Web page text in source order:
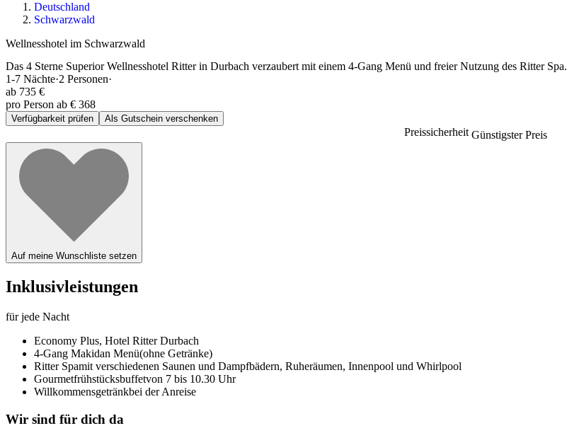
Deutschland
Schwarzwald
Wellnesshotel im Schwarzwald
Das 4 Sterne Superior Wellnesshotel Ritter in Durbach verzaubert mit einem 4-Gang Menü und freier Nutzung des Ritter Spa.
1-7 Nächte·2 Personen·
ab 735 €
pro Person ab € 368
Verfügbarkeit prüfen Als Gutschein verschenken
Preissicherheit Günstigster Preis
Auf meine Wunschliste setzen
Inklusivleistungen
für jede Nacht
Economy Plus, Hotel Ritter Durbach
4-Gang Makidan Menü(ohne Getränke)
Ritter Spamit verschiedenen Saunen und Dampfbädern, Ruheräumen, Innenpool und Whirlpool
Gourmetfrühstücksbuffetvon 7 bis 10.30 Uhr
Willkommensgetränkbei der Anreise
Wir sind für dich da